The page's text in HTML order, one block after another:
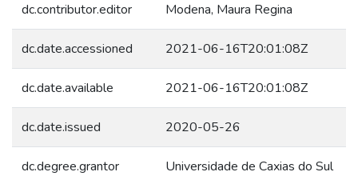
dc.contributor.editor Modena, Maura Regina
dc.date.accessioned 2021-06-16T20:01:08Z
dc.date.available 2021-06-16T20:01:08Z
dc.date.issued 2020-05-26
dc.degree.grantor Universidade de Caxias do Sul